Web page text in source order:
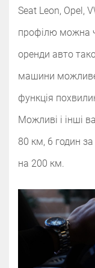
Seat Leon, Opel,
профілю можна
оренди авто
машини
функція
Можливі і інші
80 км, 6 годин
на 200 км.